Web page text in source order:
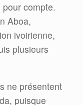
compte.
Aboa,
ivoirienne,
plusieurs
ne présentent
puisque